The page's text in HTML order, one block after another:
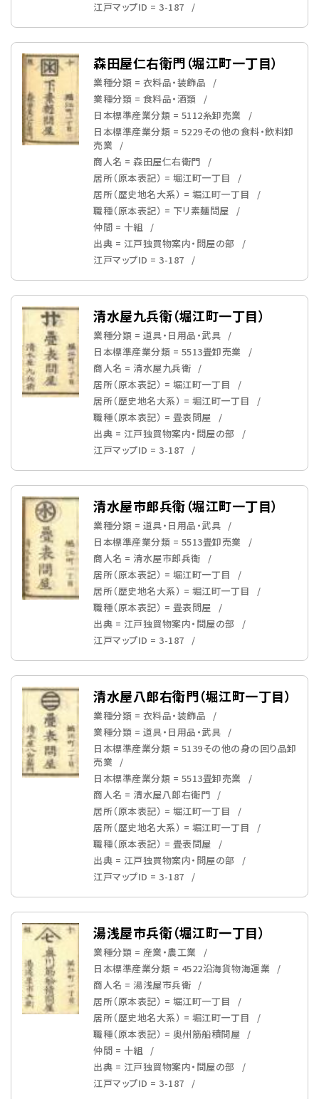
江戸マップID = 3-187
森田屋仁右衛門（堀江町一丁目）
業種分類 = 衣料品・装飾品
業種分類 = 食料品・酒類
日本標準産業分類 = 5112糸卸売業
日本標準産業分類 = 5229その他の食料・飲料卸
売業
商人名 = 森田屋仁右衛門
居所（原本表記） = 堀江町一丁目
居所（歴史地名大系） = 堀江町一丁目
職種（原本表記） = 下リ素麺問屋
仲間 = 十組
出典 = 江戸独買物案内・問屋の部
江戸マップID = 3-187
清水屋九兵衛（堀江町一丁目）
業種分類 = 道具・日用品・武具
日本標準産業分類 = 5513畳卸売業
商人名 = 清水屋九兵衛
居所（原本表記） = 堀江町一丁目
居所（歴史地名大系） = 堀江町一丁目
職種（原本表記） = 畳表問屋
出典 = 江戸独買物案内・問屋の部
江戸マップID = 3-187
清水屋市郎兵衛（堀江町一丁目）
業種分類 = 道具・日用品・武具
日本標準産業分類 = 5513畳卸売業
商人名 = 清水屋市郎兵衛
居所（原本表記） = 堀江町一丁目
居所（歴史地名大系） = 堀江町一丁目
職種（原本表記） = 畳表問屋
出典 = 江戸独買物案内・問屋の部
江戸マップID = 3-187
清水屋八郎右衛門（堀江町一丁目）
業種分類 = 衣料品・装飾品
業種分類 = 道具・日用品・武具
日本標準産業分類 = 5139その他の身の回り品卸
売業
日本標準産業分類 = 5513畳卸売業
商人名 = 清水屋八郎右衛門
居所（原本表記） = 堀江町一丁目
居所（歴史地名大系） = 堀江町一丁目
職種（原本表記） = 畳表問屋
出典 = 江戸独買物案内・問屋の部
江戸マップID = 3-187
湯浅屋市兵衛（堀江町一丁目）
業種分類 = 産業・農工業
日本標準産業分類 = 4522沿海貨物海運業
商人名 = 湯浅屋市兵衛
居所（原本表記） = 堀江町一丁目
居所（歴史地名大系） = 堀江町一丁目
職種（原本表記） = 奥州筋船積問屋
仲間 = 十組
出典 = 江戸独買物案内・問屋の部
江戸マップID = 3-187